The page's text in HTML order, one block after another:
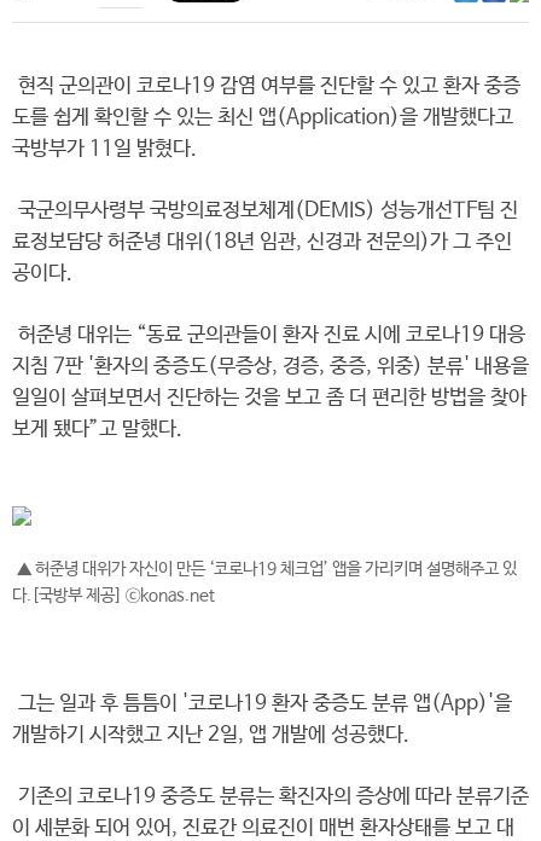
현직 군의관이 코로나19 감염 여부를 진단할 수 있고 환자 중증
도를 쉽게 확인할 수 있는 최신 앱(Application)을 개발했다고
국방부가 11일 밝혔다.
국군의무사령부 국방의료정보체계(DEMIS) 성능개선TF팀 진
료정보담당 허준녕 대위(18년 임관, 신경과 전문의)가 그 주인
공이다.
허준녕 대위는 “동료 군의관들이 환자 진료 시에 코로나19 대응
지침 7판 '환자의 중증도(무증상, 경증, 중증, 위중) 분류' 내용을
일일이 살펴보면서 진단하는 것을 보고 좀 더 편리한 방법을 찾아
보게 됐다”고 말했다.
▲ 허준녕 대위가 자신이 만든 ‘코로나19 체크업’ 앱을 가리키며 설명해주고 있
다.[국방부 제공] ⓒkonas.net
그는 일과 후 틈틈이 '코로나19 환자 중증도 분류 앱(App)'을
개발하기 시작했고 지난 2일, 앱 개발에 성공했다.
기존의 코로나19 중증도 분류는 확진자의 증상에 따라 분류기준
이 세분화 되어 있어, 진료간 의료진이 매번 환자상태를 보고 대